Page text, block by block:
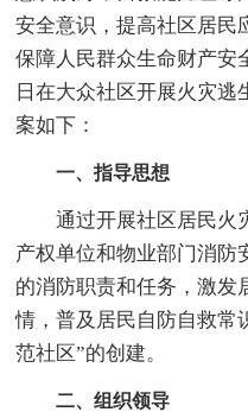
安全意识，提高社区居民
保障人民群众生命财产安
日在大众社区开展火灾
案如下：
一、指导思想
通过开展社区居民火
产权单位和物业部门消防
的消防职责和任务，激发
情，普及居民自防自救常
范社区”的创建。
二、组织领导